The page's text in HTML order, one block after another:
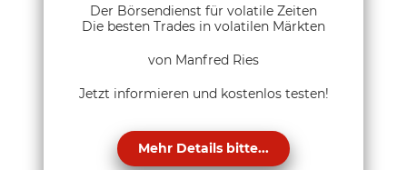
Der Börsendienst für volatile Zeiten
Die besten Trades in volatilen Märkten
von Manfred Ries
Jetzt informieren und kostenlos testen!
Mehr Details bitte...